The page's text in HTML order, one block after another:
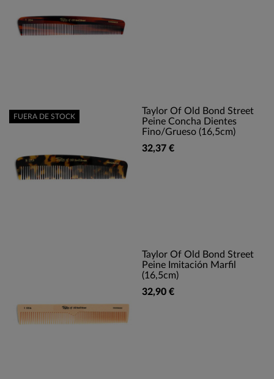
Taylor Of Old Bond Street
Peine Concha Dientes
Fino/grueso (16,5cm)
32,37 €
FUERA DE STOCK
Taylor Of Old Bond Street
Peine Imitación Marfil
(16,5cm)
32,90 €